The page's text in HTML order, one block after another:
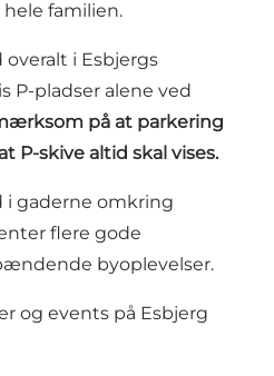
familien.
i Esbjergs
P-pladser alene ved
på at parkering
P-skive altid skal vises.
gaderne omkring
flere gode
byoplevelser.
og events på Esbjerg